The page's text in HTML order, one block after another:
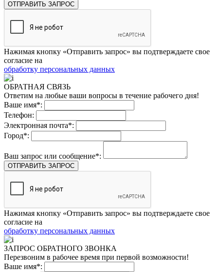
ОТПРАВИТЬ ЗАПРОС
Нажимая кнопку «Отправить запрос» вы подтверждаете свое
согласие на
обработку персональных данных
ОБРАТНАЯ СВЯЗЬ
Ответим на любые ваши вопросы в течение рабочего дня!
Ваше имя*:
Телефон:
Электронная почта*:
Город*:
Ваш запрос или сообщение*:
ОТПРАВИТЬ ЗАПРОС
Нажимая кнопку «Отправить запрос» вы подтверждаете свое
согласие на
обработку персональных данных
ЗАПРОС ОБРАТНОГО ЗВОНКА
Перезвоним в рабочее время при первой возможности!
Ваше имя*: